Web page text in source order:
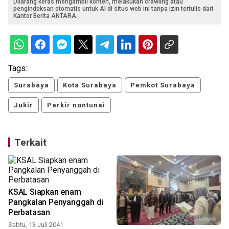
Dilarang keras mengambil konten, melakukan crawling atau
pengindeksan otomatis untuk AI di situs web ini tanpa izin tertulis dari
Kantor Berita ANTARA.
Tags:
Surabaya Kota Surabaya Pemkot Surabaya
Jukir Parkir nontunai
Terkait
KSAL Siapkan enam
Pangkalan Penyanggah di
Perbatasan
Sabtu, 13 Juli 2041